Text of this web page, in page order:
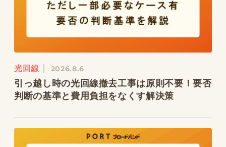
光回線 2026.8.6
引っ越し時の光回線撤去工事は原則不要！要否
判断の基準と費用負担をなくす解決策